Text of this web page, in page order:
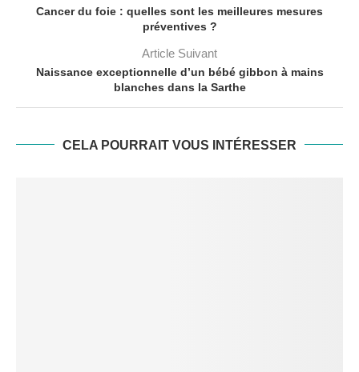
Cancer du foie : quelles sont les meilleures mesures
préventives ?
Article Suivant
Naissance exceptionnelle d’un bébé gibbon à mains
blanches dans la Sarthe
CELA POURRAIT VOUS INTÉRESSER